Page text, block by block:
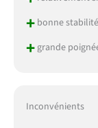
+bonne
+grande
Inconvénients